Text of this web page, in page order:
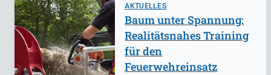
AKTUELLES
Baum unter Spannung:
Realitätsnahes Training
für den
Feuerwehreinsatz